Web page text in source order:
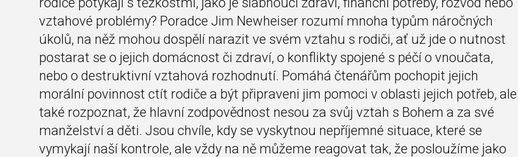
vztahové problémy? Poradce Jim Newheiser rozumí mnoha typům náročných
úkolů, na něž mohou dospělí narazit ve svém vztahu s rodiči, ať už jde o nutnost
postarat se o jejich domácnost či zdraví, o konflikty spojené s péčí o vnoučata,
nebo o destruktivní vztahová rozhodnutí. Pomáhá čtenářům pochopit jejich
morální povinnost ctít rodiče a být připraveni jim pomoci v oblasti jejich potřeb, ale
také rozpoznat, že hlavní zodpovědnost nesou za svůj vztah s Bohem a za své
manželství a děti. Jsou chvíle, kdy se vyskytnou nepříjemné situace, které se
vymykají naší kontrole, ale vždy na ně můžeme reagovat tak, že posloužíme jako